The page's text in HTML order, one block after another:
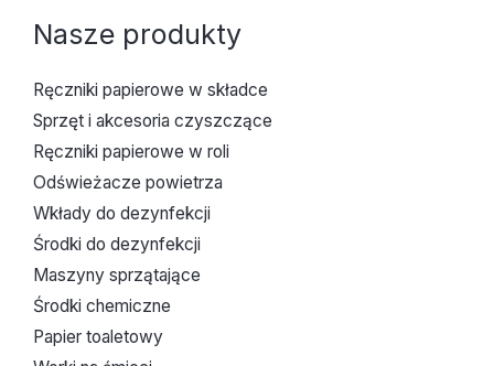
Nasze produkty
Ręczniki papierowe w składce
Sprzęt i akcesoria czyszczące
Ręczniki papierowe w roli
Odświeżacze powietrza
Wkłady do dezynfekcji
Środki do dezynfekcji
Maszyny sprzątające
Środki chemiczne
Papier toaletowy